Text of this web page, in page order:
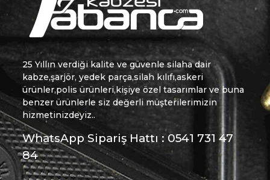
25 Yıllın verdiği kalite ve güvenle silaha dair
kabze,şarjör, yedek parça,silah kılıfı,askeri
ürünler,polis ürünleri,kişiye özel tasarımlar ve buna
benzer ürünlerle siz değerli müşterilerimizin
hizmetinizdeyiz..
WhatsApp Sipariş Hattı : 0541 731 47
84